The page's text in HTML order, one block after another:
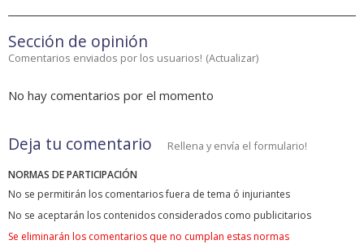
Sección de opinión
Comentarios enviados por los usuarios! (Actualizar)
No hay comentarios por el momento
Deja tu comentario Rellena y envía el formulario!
NORMAS DE PARTICIPACIÓN
No se permitirán los comentarios fuera de tema ó injuriantes
No se aceptarán los contenidos considerados como publicitarios
Se eliminarán los comentarios que no cumplan estas normas